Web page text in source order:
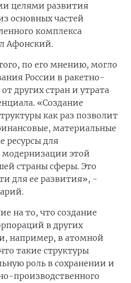
целями развития
основных частей
комплекса
Афонский.
по его мнению, могло
России в ракетно-
других стран и утрата
«Создание
как раз позволит
материальные
ресурсы для
этой
страны сферы. Это
для ее развития», -
на то, что создание
в других
например, в атомной
такие структуры
роль в сохранении и
производственного